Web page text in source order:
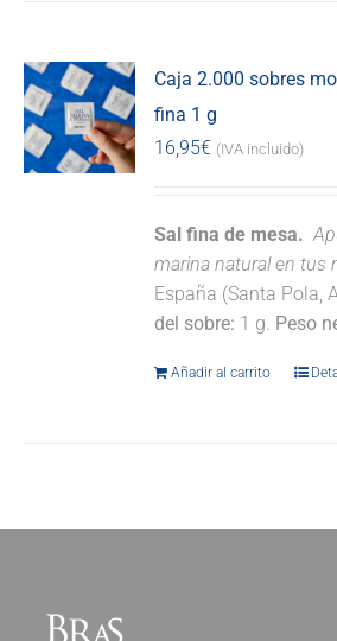
Caja 2.000 sobres
fina 1 g
16,95€ (IVA incluido)
Sal fina de mesa.
marina natural en tus
España (Santa Pola,
del sobre: 1 g. Peso
Añadir al carrito